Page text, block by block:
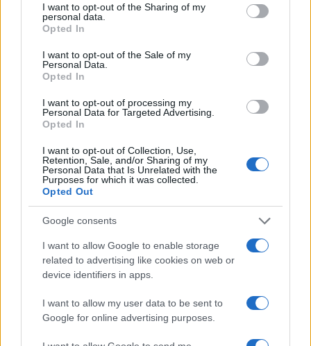
not limited to your visit or usage behaviour. You may click to
grant or deny consent to Google and its third-party tags to
use your data for below specified purposes in below Google
consent section.
I want to opt-out of the Sharing of my
personal data.
Opted In
I want to opt-out of the Sale of my
Personal Data.
Opted In
I want to opt-out of processing my
Personal Data for Targeted Advertising.
Opted In
I want to opt-out of Collection, Use,
Retention, Sale, and/or Sharing of my
Personal Data that Is Unrelated with the
Purposes for which it was collected.
Opted Out
Google consents
I want to allow Google to enable storage
related to advertising like cookies on web or
device identifiers in apps.
I want to allow my user data to be sent to
Google for online advertising purposes.
Sigue leyendo
CURIOSIDADES